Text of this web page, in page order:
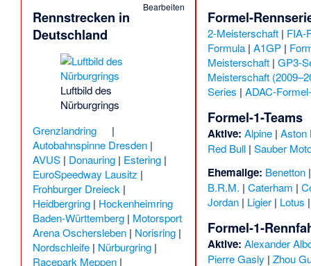
Bearbeiten
Rennstrecken in
Deutschland
Luftbild des
Nürburgrings
Grenzlandring
|
Autobahnspinne Dresden|
AVUS| Donauring| Estering|
EuroSpeedway Lausitz |
Frohburger Dreieck |
Heidbergring| Hockenheimring
Baden-Württemberg| Motorsport
Arena Oschersleben| Norisring|
Nordschleife| Nürburgring|
Racepark Meppen|
Formel-
2-Meisterschaft| FIA-
Formula| A1GP|
Meisterschaft| GP3-
Meisterschaft
Series | ADAC-
Formel-1-Teams
Aktive: Alpine| Aston
Red Bull| Sauber
Ehemalige: Benetton
B.R.M. | Caterham |
Jordan| Ligier| Lotus
Formel-1-
Aktive: Alexander
Pierre Gasly | Zhou